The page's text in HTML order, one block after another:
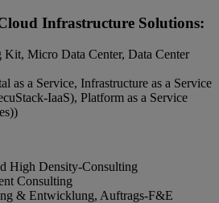
Infrastructure Solutions:
Kit, Micro Data Center, Data Center
as a Service, Infrastructure as a Service
IaaS), Platform as a Service
High Density-Consulting
Consulting
& Entwicklung, Auftrags-F&E